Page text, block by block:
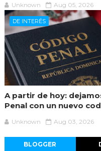
Unknown Aug 05, 2026
DE INTERÉS
A partir de hoy:
Penal con un nuevo
Unknown Aug 03, 2026
BLOGGER